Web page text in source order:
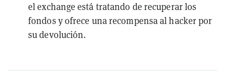
el exchange está tratando de recuperar los
fondos y ofrece una recompensa al hacker por
su devolución.